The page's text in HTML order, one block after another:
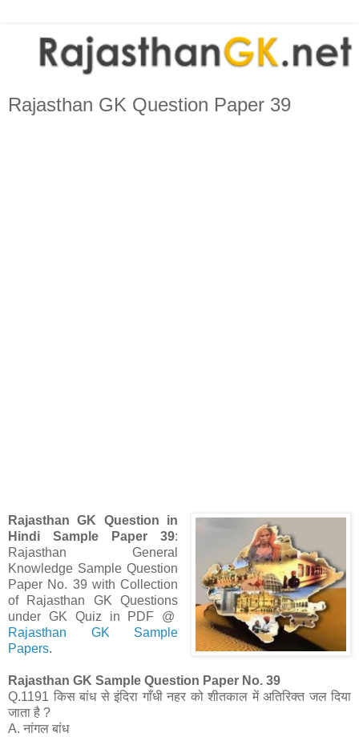
Rajasthan GK Question Paper 39
Rajasthan GK Question in
Hindi Sample Paper 39:
Rajasthan General
Knowledge Sample Question
Paper No. 39 with Collection
of Rajasthan GK Questions
under GK Quiz in PDF @
Rajasthan GK Sample
Papers.
Rajasthan GK Sample Question Paper No. 39
Q.1191 किस बांध से इंदिरा गाँधी नहर को शीतकाल में अतिरिक्त जल दिया
जाता है ?
A. नांगल बांध